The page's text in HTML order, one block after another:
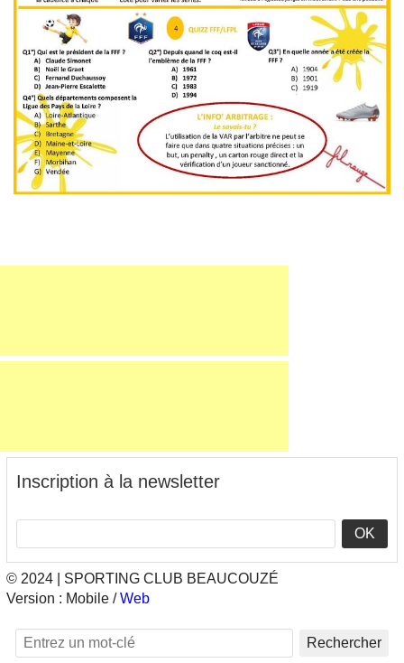
Inscription à la newsletter
OK
© 2024 | SPORTING CLUB BEAUCOUZÉ
Version : Mobile /Web
Rechercher